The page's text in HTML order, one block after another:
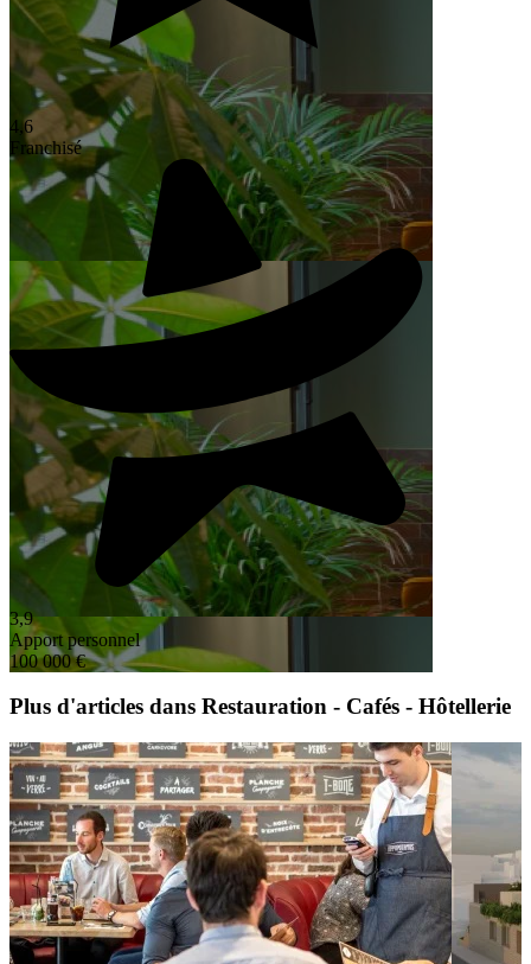
4,6
Franchisé
3,9
Apport personnel
100 000 €
Plus d'articles dans Restauration - Cafés - Hôtellerie